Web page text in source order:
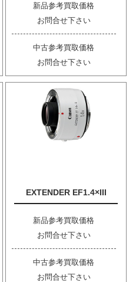
新品参考買取価格
お問合せ下さい
中古参考買取価格
お問合せ下さい
EXTENDER EF1.4×III
新品参考買取価格
お問合せ下さい
中古参考買取価格
お問合せ下さい